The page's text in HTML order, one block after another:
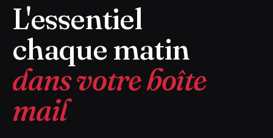
L'essentiel
chaque matin
dans votre boîte
mail